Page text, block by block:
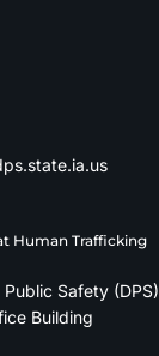
Human Trafficking
Safety (DPS)
Building